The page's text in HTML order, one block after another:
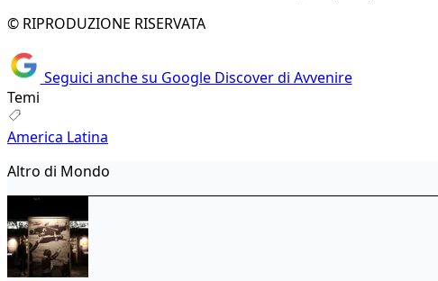
© RIPRODUZIONE RISERVATA
Seguici anche su Google Discover di Avvenire
Temi
America Latina
Altro di Mondo